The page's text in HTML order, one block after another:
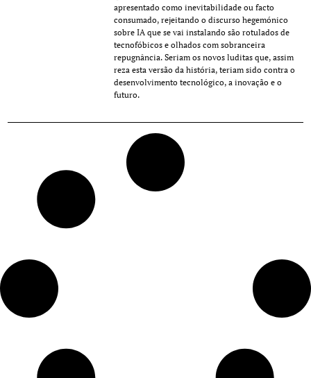
apresentado como inevitabilidade ou facto
consumado, rejeitando o discurso hegemónico
sobre IA que se vai instalando são rotulados de
tecnofóbicos e olhados com sobranceira
repugnância. Seriam os novos luditas que, assim
reza esta versão da história, teriam sido contra o
desenvolvimento tecnológico, a inovação e o
futuro.